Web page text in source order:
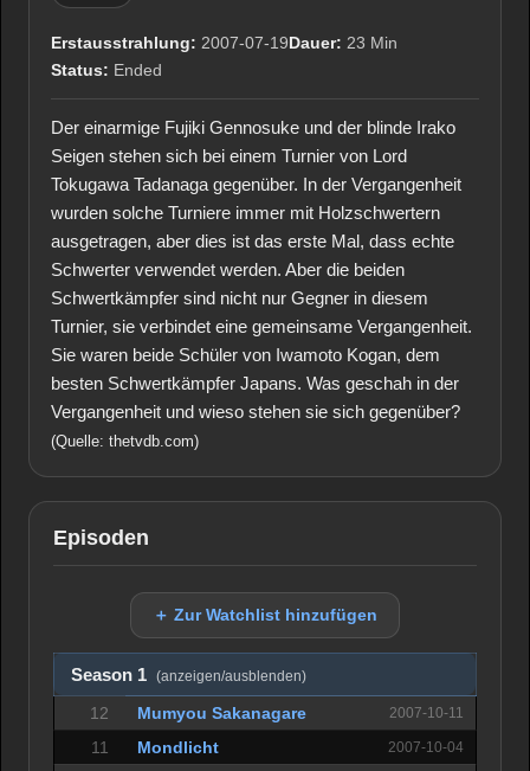
Erstausstrahlung: 2007-07-19Dauer: 23 Min
Status: Ended
Der einarmige Fujiki Gennosuke und der blinde Irako
Seigen stehen sich bei einem Turnier von Lord
Tokugawa Tadanaga gegenüber. In der Vergangenheit
wurden solche Turniere immer mit Holzschwertern
ausgetragen, aber dies ist das erste Mal, dass echte
Schwerter verwendet werden. Aber die beiden
Schwertkämpfer sind nicht nur Gegner in diesem
Turnier, sie verbindet eine gemeinsame Vergangenheit.
Sie waren beide Schüler von Iwamoto Kogan, dem
besten Schwertkämpfer Japans. Was geschah in der
Vergangenheit und wieso stehen sie sich gegenüber?
(Quelle: thetvdb.com)
Episoden
＋ Zur Watchlist hinzufügen
Season 1 (anzeigen/ausblenden)
12 Mumyou Sakanagare 2007-10-11
11 Mondlicht 2007-10-04